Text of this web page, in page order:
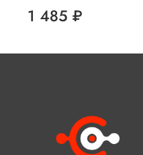
1 485 ₽